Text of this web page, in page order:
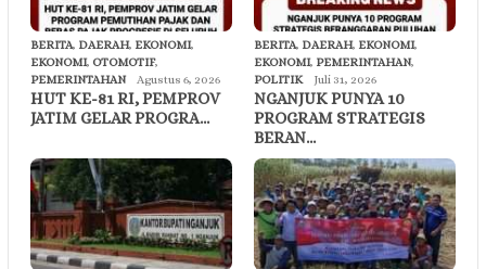
BERITA, DAERAH, EKONOMI,
EKONOMI, OTOMOTIF,
PEMERINTAHAN
Agustus 6, 2026
HUT KE-81 RI, PEMPROV
JATIM GELAR PROGRA…
BERITA, DAERAH, EKONOMI,
EKONOMI, PEMERINTAHAN,
POLITIK
Juli 31, 2026
NGANJUK PUNYA 10
PROGRAM STRATEGIS
BERAN…